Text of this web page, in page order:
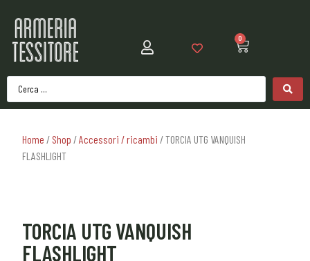
0
Home / Shop /Accessori / ricambi / TORCIA UTG VANQUISH
FLASHLIGHT
TORCIA UTG VANQUISH
FLASHLIGHT